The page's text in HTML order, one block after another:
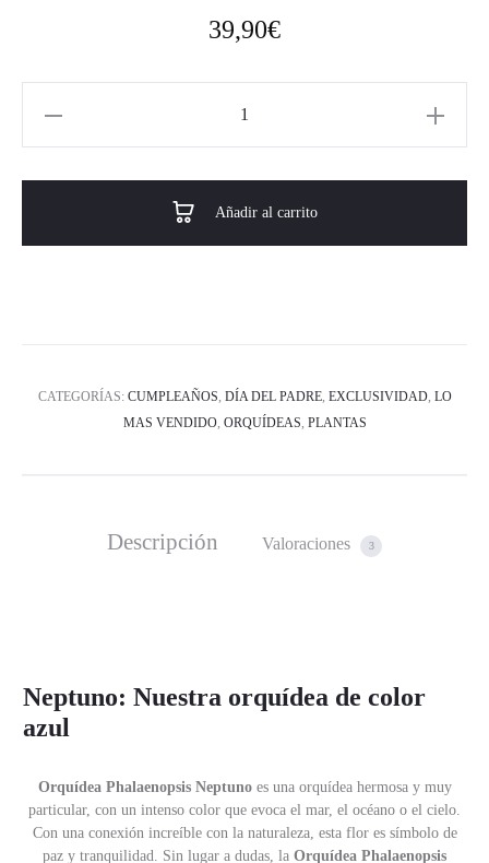
valorac
iones
de
39,90€
Añadir al carrito
CATEGORÍAS: CUMPLEAÑOS, DÍA DEL PADRE, EXCLUSIVIDAD, LO
MAS VENDIDO, ORQUÍDEAS, PLANTAS
Descripción Valoraciones 3
Neptuno: Nuestra orquídea de color
azul
Orquídea Phalaenopsis Neptunoes una orquídea hermosa y muy
particular, con un intenso color que evoca el mar, el océano o el cielo.
Con una conexión increíble con la naturaleza, esta flor es símbolo de
paz y tranquilidad. Sin lugar a dudas, la Orquídea Phalaenopsis